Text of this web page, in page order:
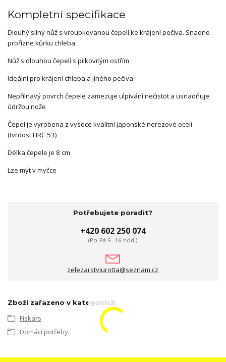
Kompletní specifikace
Dlouhý silný nůž s vroubkovanou čepelí ke krájení pečiva. Snadno
prořízne kůrku chleba.
Nůž s dlouhou čepelí s pilkovitým ostřím
Ideální pro krájení chleba a jiného pečiva
Nepřilnavý povrch čepele zamezuje ulpívání nečistot a usnadňuje
údržbu nože
Čepel je vyrobena z vysoce kvalitní japonské nerezové oceli
(tvrdost HRC 53)
Délka čepele je 8 cm
Lze mýt v myčce
Potřebujete poradit?
+420 602 250 074
(Po-Pá 9 -16 hod.)
zelezarstviurotta@seznam.cz
Zboží zařazeno v kategoriích
Fiskars
Domácí potřeby